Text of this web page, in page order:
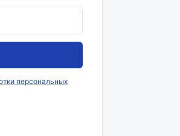
персональных